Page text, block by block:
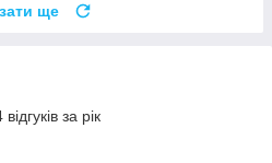
ще
за рік